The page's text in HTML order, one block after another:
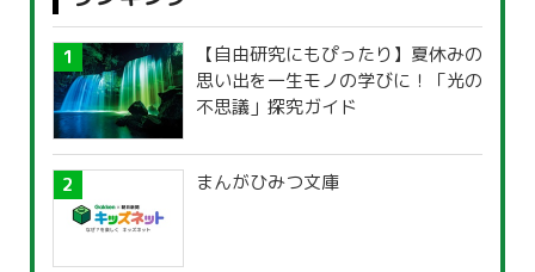
【自由研究にもぴったり】夏休みの
思い出を一生モノの学びに！「光の
不思議」探究ガイド
まんがひみつ文庫